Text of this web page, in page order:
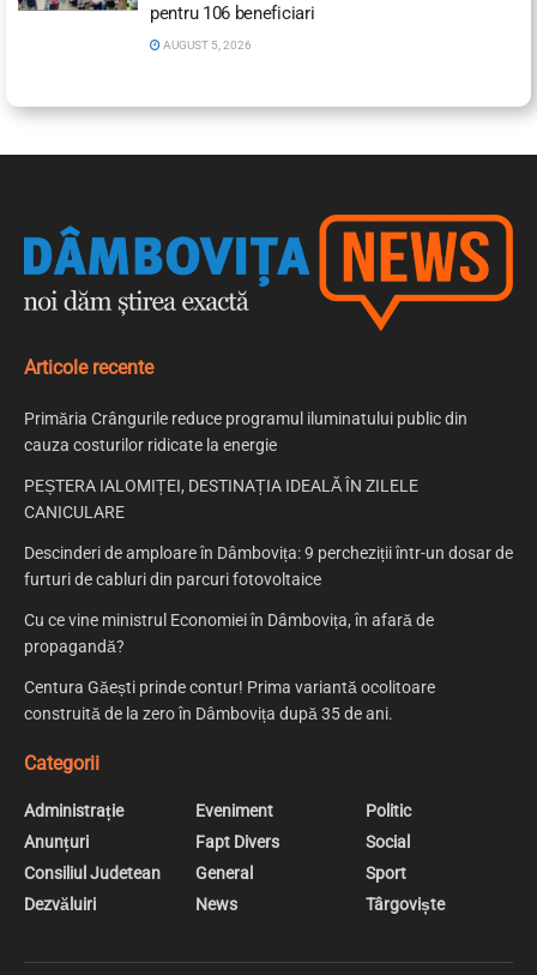
pentru 106 beneficiari
AUGUST 5, 2026
Articole recente
Primăria Crângurile reduce programul iluminatului public din
cauza costurilor ridicate la energie
PEȘTERA IALOMIȚEI, DESTINAȚIA IDEALĂ ÎN ZILELE
CANICULARE
Descinderi de amploare în Dâmbovița: 9 percheziții într-un dosar de
furturi de cabluri din parcuri fotovoltaice
Cu ce vine ministrul Economiei în Dâmbovița, în afară de
propagandă?
Centura Găești prinde contur! Prima variantă ocolitoare
construită de la zero în Dâmbovița după 35 de ani.
Categorii
Administrație
Anunțuri
Consiliul Judetean
Dezvăluiri
Eveniment
Fapt Divers
General
News
Politic
Social
Sport
Târgoviște